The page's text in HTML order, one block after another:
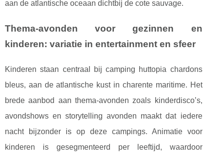
aan de atlantische oceaan dichtbij de cote sauvage.
Thema-avonden voor gezinnen en
kinderen: variatie in entertainment en sfeer
Kinderen staan centraal bij camping huttopia chardons
bleus, aan de atlantische kust in charente maritime. Het
brede aanbod aan thema-avonden zoals kinderdisco’s,
avondshows en storytelling avonden maakt dat iedere
nacht bijzonder is op deze campings. Animatie voor
kinderen is gesegmenteerd per leeftijd, waardoor